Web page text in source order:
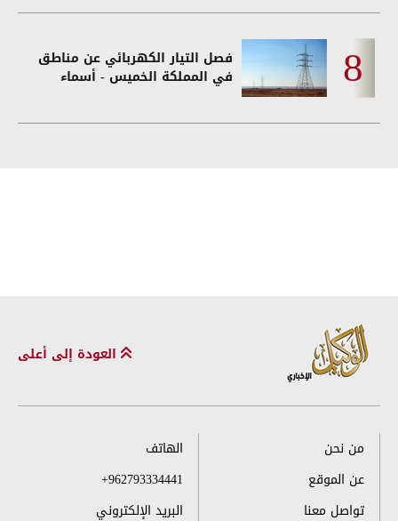
فصل التيار الكهربائي عن مناطق
في المملكة الخميس - أسماء
العودة إلى أعلى
من نحن
عن الموقع
تواصل معنا
الهاتف
+962793334441
البريد الإلكتروني